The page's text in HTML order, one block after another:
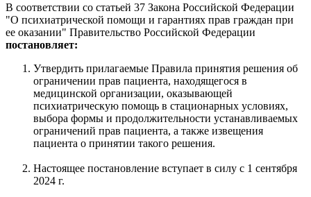
В соответствии со статьей 37 Закона Российской Федерации
"О психиатрической помощи и гарантиях прав граждан при
ее оказании" Правительство Российской Федерации
постановляет:
Утвердить прилагаемые Правила принятия решения об
ограничении прав пациента, находящегося в
медицинской организации, оказывающей
психиатрическую помощь в стационарных условиях,
выбора формы и продолжительности устанавливаемых
ограничений прав пациента, а также извещения
пациента о принятии такого решения.
Настоящее постановление вступает в силу с 1 сентября
2024 г.